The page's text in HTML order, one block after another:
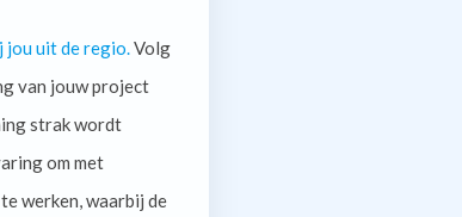
uit de regio. Volg
van jouw project
strak wordt
om met
werken, waarbij de